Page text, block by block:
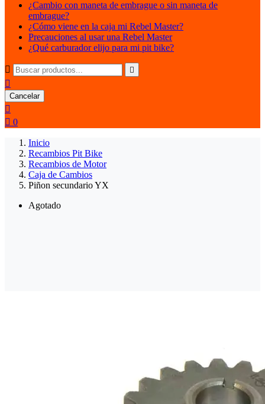
¿Cambio con maneta de embrague o sin maneta de
embrague?
¿Cómo viene en la caja mi Rebel Master?
Precauciones al usar una Rebel Master
¿Qué carburador elijo para mi pit bike?
 

Cancelar

 0
Inicio
Recambios Pit Bike
Recambios de Motor
Caja de Cambios
Piñon secundario YX
Agotado